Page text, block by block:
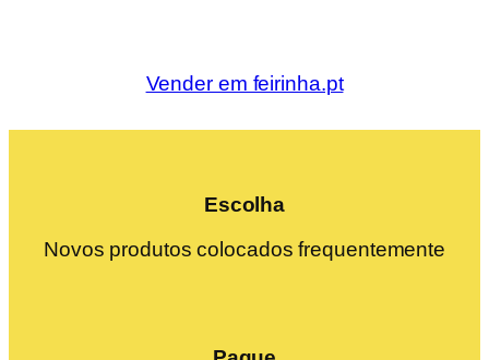
Vender em feirinha.pt
Escolha
Novos produtos colocados frequentemente